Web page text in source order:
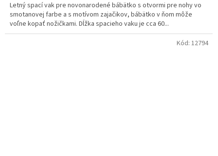
hviezdičiek.
Letný spací vak pre novonarodené bábätko s otvormi pre nohy vo
smotanovej farbe a s motívom zajačikov, bábätko v ňom môže
voľne kopať nožičkami. Dĺžka spacieho vaku je cca 60...
Kód: 12794